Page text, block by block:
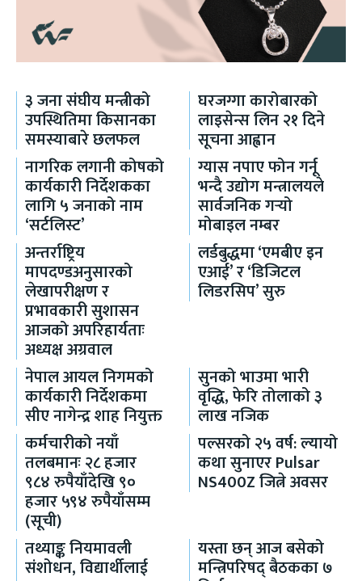
३ जना संघीय मन्त्रीको
उपस्थितिमा किसानका
समस्याबारे छलफल
घरजग्गा कारोबारको
लाइसेन्स लिन २१ दिने
सूचना आह्वान
नागरिक लगानी कोषको
कार्यकारी निर्देशकका
लागि ५ जनाको नाम
‘सर्टलिस्ट’
ग्यास नपाए फोन गर्नू
भन्दै उद्योग मन्त्रालयले
सार्वजनिक गर्‍यो
मोबाइल नम्बर
अन्तर्राष्ट्रिय
मापदण्डअनुसारको
लेखापरीक्षण र
प्रभावकारी सुशासन
आजको अपरिहार्यताः
अध्यक्ष अग्रवाल
लर्डबुद्धमा ‘एमबीए इन
एआई’ र ‘डिजिटल
लिडरसिप’ सुरु
नेपाल आयल निगमको
कार्यकारी निर्देशकमा
सीए नागेन्द्र शाह नियुक्त
सुनको भाउमा भारी
वृद्धि, फेरि तोलाको ३
लाख नजिक
कर्मचारीको नयाँ
तलबमानः २८ हजार
९८४ रुपैयाँदेखि ९०
हजार ५९४ रुपैयाँसम्म
(सूची)
पल्सरको २५ वर्ष: ल्यायो
कथा सुनाएर Pulsar
NS400Z जित्ने अवसर
तथ्याङ्क नियमावली
संशोधन, विद्यार्थीलाई
यस्ता छन् आज बसेको
मन्त्रिपरिषद् बैठकका ७